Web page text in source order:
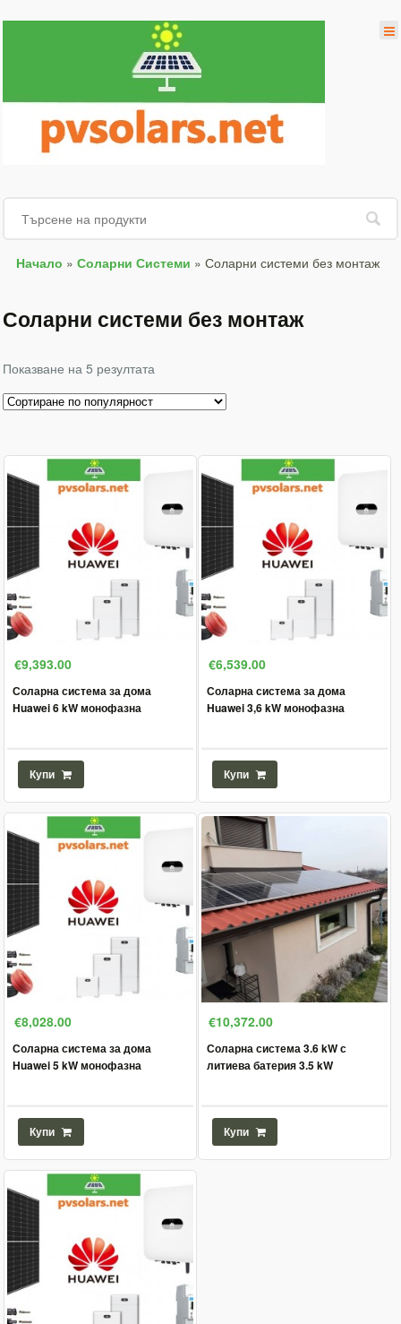
Начало » Соларни Системи » Соларни системи без монтаж
Соларни системи без монтаж
Показване на 5 резултата
€9,393.00
Соларна система за дома
Huawei 6 kW монофазна
Купи
€6,539.00
Соларна система за дома
Huawei 3,6 kW монофазна
Купи
€8,028.00
Соларна система за дома
Huawei 5 kW монофазна
Купи
€10,372.00
Соларна система 3.6 kW с
литиева батерия 3.5 kW
Купи